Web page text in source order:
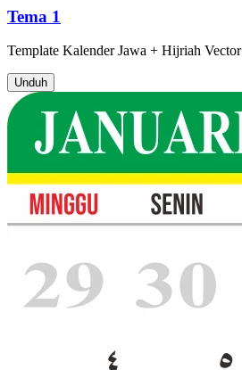
Tema 1
Template Kalender Jawa + Hijriah Vector
Unduh